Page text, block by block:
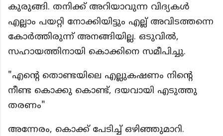
കുരുങ്ങി. തനിക്ക് അറിയാവുന്ന വിദ്യകൾ
എല്ലാം പയറ്റി നോക്കിയിട്ടും എല്ല് അവിടത്തന്നെ
കോർത്തിരുന്ന് അനങ്ങിയില്ല. ഒടുവിൽ,
സഹായത്തിനായി കൊക്കിനെ സമീപിച്ചു.
"എൻ്റെ തൊണ്ടയിലെ എല്ലുകഷണം നിൻ്റെ
നീണ്ട കൊക്കു കൊണ്ട്, ദയവായി എടുത്തു
തരണം"
അന്നേരം, കൊക്ക് പേടിച്ച് ഒഴിഞ്ഞുമാറി.